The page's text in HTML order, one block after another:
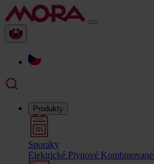
Produkty
Sporáky
Elektrické Plynové Kombinované